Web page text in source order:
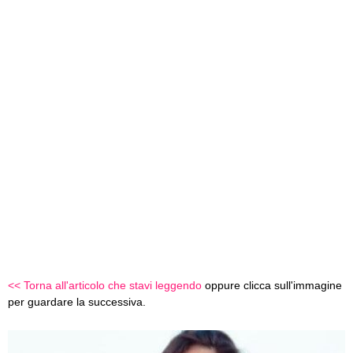
<< Torna all'articolo che stavi leggendo oppure clicca sull'immagine
per guardare la successiva.